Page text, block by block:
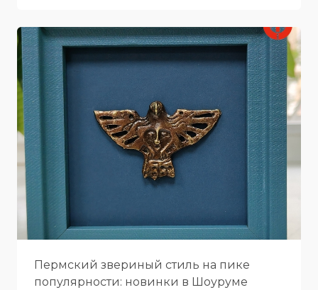
Пермский звериный стиль на пике
популярности: новинки в Шоуруме